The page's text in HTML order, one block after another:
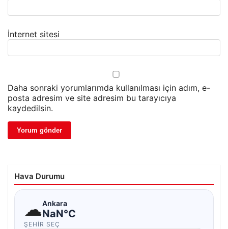
İnternet sitesi
Daha sonraki yorumlarımda kullanılması için adım, e-
posta adresim ve site adresim bu tarayıcıya
kaydedilsin.
Hava Durumu
☁Ankara
NaN°C
ŞEHIR SEÇ